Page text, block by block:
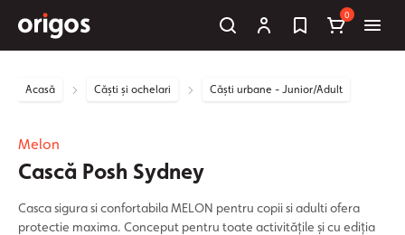
0
Acasă Căști și ochelari Căști urbane - Junior/Adult
Melon
Cască Posh Sydney
Casca sigura si confortabila MELON pentru copii si adulti ofera
protectie maxima. Conceput pentru toate activitățile și cu ediția